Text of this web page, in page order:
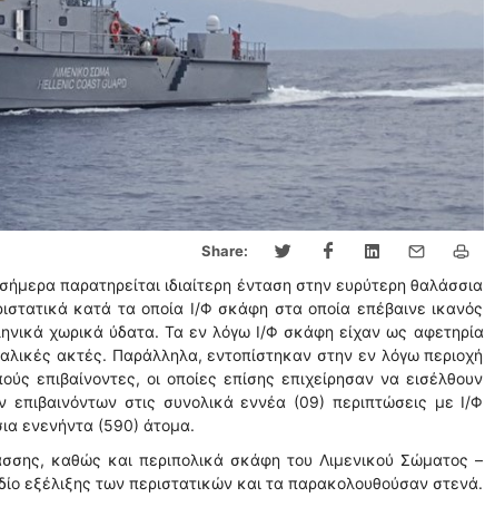
Share:
παρατηρείται ιδιαίτερη ένταση στην ευρύτερη θαλάσσια
κατά τα οποία Ι/Φ σκάφη στα οποία επέβαινε ικανός
χωρικά ύδατα. Τα εν λόγω Ι/Φ σκάφη είχαν ως αφετηρία
ακτές. Παράλληλα, εντοπίστηκαν στην εν λόγω περιοχή
επιβαίνοντες, οι οποίες επίσης επιχείρησαν να εισέλθουν
στις συνολικά εννέα (09) περιπτώσεις με Ι/Φ
ενενήντα (590) άτομα.
καθώς και περιπολικά σκάφη του Λιμενικού Σώματος –
εξέλιξης των περιστατικών και τα παρακολουθούσαν στενά.